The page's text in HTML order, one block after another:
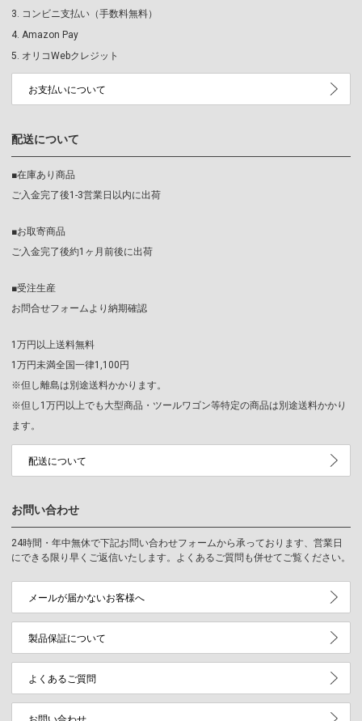
コンビニ支払い（手数料無料）
Amazon Pay
オリコWebクレジット
お支払いについて
配送について
■在庫あり商品
ご入金完了後1-3営業日以内に出荷
■お取寄商品
ご入金完了後約1ヶ月前後に出荷
■受注生産
お問合せフォームより納期確認
1万円以上送料無料
1万円未満全国一律1,100円
※但し離島は別途送料かかります。
※但し1万円以上でも大型商品・ツールワゴン等特定の商品は別途送料かかり
ます。
配送について
お問い合わせ
24時間・年中無休で下記お問い合わせフォームから承っております、営業日
にできる限り早くご返信いたします。よくあるご質問も併せてご覧ください。
メールが届かないお客様へ
製品保証について
よくあるご質問